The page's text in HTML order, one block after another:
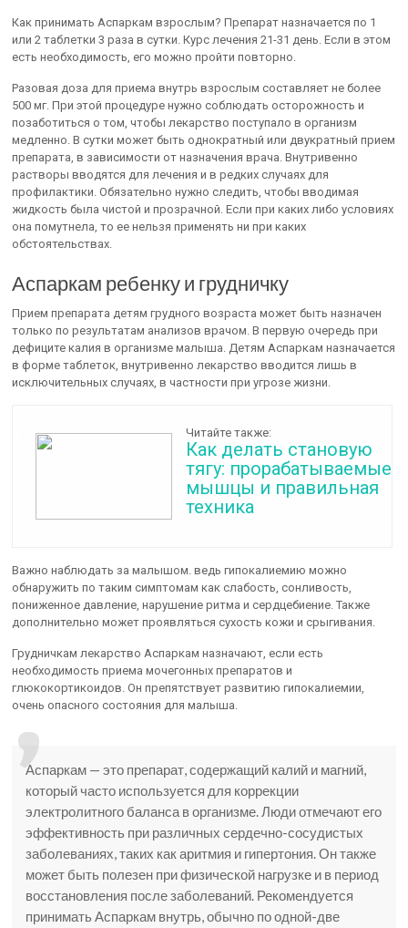
Как принимать Аспаркам взрослым? Препарат назначается по 1
или 2 таблетки 3 раза в сутки. Курс лечения 21-31 день. Если в этом
есть необходимость, его можно пройти повторно.
Разовая доза для приема внутрь взрослым составляет не более
500 мг. При этой процедуре нужно соблюдать осторожность и
позаботиться о том, чтобы лекарство поступало в организм
медленно. В сутки может быть однократный или двукратный прием
препарата, в зависимости от назначения врача. Внутривенно
растворы вводятся для лечения и в редких случаях для
профилактики. Обязательно нужно следить, чтобы вводимая
жидкость была чистой и прозрачной. Если при каких либо условиях
она помутнела, то ее нельзя применять ни при каких
обстоятельствах.
Аспаркам ребенку и грудничку
Прием препарата детям грудного возраста может быть назначен
только по результатам анализов врачом. В первую очередь при
дефиците калия в организме малыша. Детям Аспаркам назначается
в форме таблеток, внутривенно лекарство вводится лишь в
исключительных случаях, в частности при угрозе жизни.
Читайте также:
Как делать становую
тягу: прорабатываемые
мышцы и правильная
техника
Важно наблюдать за малышом. ведь гипокалиемию можно
обнаружить по таким симптомам как слабость, сонливость,
пониженное давление, нарушение ритма и сердцебиение. Также
дополнительно может проявляться сухость кожи и срыгивания.
Грудничкам лекарство Аспаркам назначают, если есть
необходимость приема мочегонных препаратов и
глюкокортикоидов. Он препятствует развитию гипокалиемии,
очень опасного состояния для малыша.
Аспаркам — это препарат, содержащий калий и магний,
который часто используется для коррекции
электролитного баланса в организме. Люди отмечают его
эффективность при различных сердечно-сосудистых
заболеваниях, таких как аритмия и гипертония. Он также
может быть полезен при физической нагрузке и в период
восстановления после заболеваний. Рекомендуется
принимать Аспаркам внутрь, обычно по одной-две